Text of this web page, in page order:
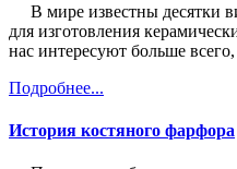
В мире известны десятки
для изготовления
нас интересуют больше
Подробнее...
История костяного фарфора